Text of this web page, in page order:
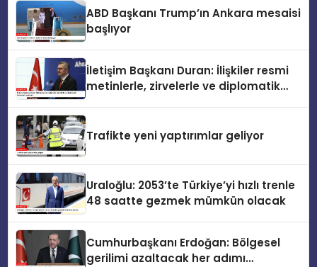
ABD Başkanı Trump’ın Ankara mesaisi
başlıyor
İletişim Başkanı Duran: İlişkiler resmi
metinlerle, zirvelerle ve diplomatik
Trafikte yeni yaptırımlar geliyor
Uraloğlu: 2053’te Türkiye’yi hızlı trenle
48 saatte gezmek mümkün olacak
Cumhurbaşkanı Erdoğan: Bölgesel
gerilimi azaltacak her adımı